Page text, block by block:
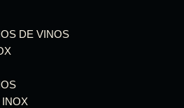
DE VINOS
INOX